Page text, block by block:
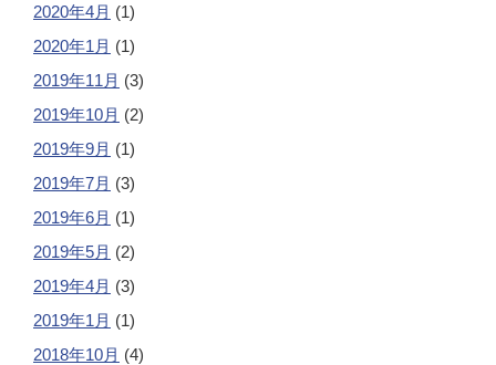
2020年4月 (1)
2020年1月 (1)
2019年11月 (3)
2019年10月 (2)
2019年9月 (1)
2019年7月 (3)
2019年6月 (1)
2019年5月 (2)
2019年4月 (3)
2019年1月 (1)
2018年10月 (4)